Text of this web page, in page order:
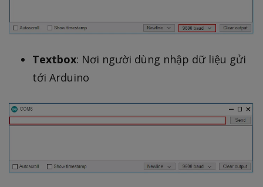
Textbox: Nơi người dùng nhập dữ liệu gửi
tới Arduino